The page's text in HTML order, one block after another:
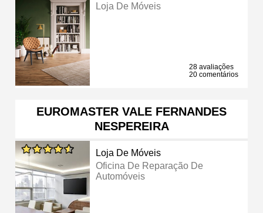
Loja De Móveis
28 avaliações
20 comentários
EUROMASTER VALE FERNANDES
NESPEREIRA
Loja De Móveis
Oficina De Reparação De
Automóveis